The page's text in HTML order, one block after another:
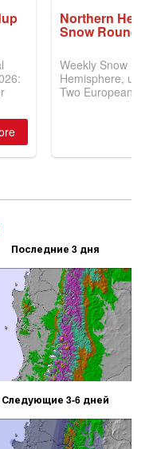
Последние 3 дня
Следующие 3-6 дней